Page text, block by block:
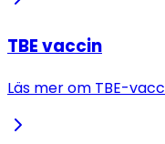
TBE vaccin
Läs mer om TBE-